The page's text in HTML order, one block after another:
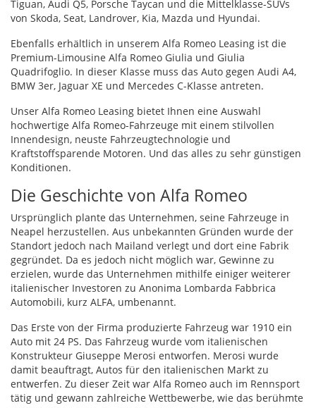
Tiguan, Audi Q5, Porsche Taycan und die Mittelklasse-SUVs
von Skoda, Seat, Landrover, Kia, Mazda und Hyundai.
Ebenfalls erhältlich in unserem Alfa Romeo Leasing ist die
Premium-Limousine Alfa Romeo Giulia und Giulia
Quadrifoglio. In dieser Klasse muss das Auto gegen Audi A4,
BMW 3er, Jaguar XE und Mercedes C-Klasse antreten.
Unser Alfa Romeo Leasing bietet Ihnen eine Auswahl
hochwertige Alfa Romeo-Fahrzeuge mit einem stilvollen
Innendesign, neuste Fahrzeugtechnologie und
Kraftstoffsparende Motoren. Und das alles zu sehr günstigen
Konditionen.
Die Geschichte von Alfa Romeo
Ursprünglich plante das Unternehmen, seine Fahrzeuge in
Neapel herzustellen. Aus unbekannten Gründen wurde der
Standort jedoch nach Mailand verlegt und dort eine Fabrik
gegründet. Da es jedoch nicht möglich war, Gewinne zu
erzielen, wurde das Unternehmen mithilfe einiger weiterer
italienischer Investoren zu Anonima Lombarda Fabbrica
Automobili, kurz ALFA, umbenannt.
Das Erste von der Firma produzierte Fahrzeug war 1910 ein
Auto mit 24 PS. Das Fahrzeug wurde vom italienischen
Konstrukteur Giuseppe Merosi entworfen. Merosi wurde
damit beauftragt, Autos für den italienischen Markt zu
entwerfen. Zu dieser Zeit war Alfa Romeo auch im Rennsport
tätig und gewann zahlreiche Wettbewerbe, wie das berühmte